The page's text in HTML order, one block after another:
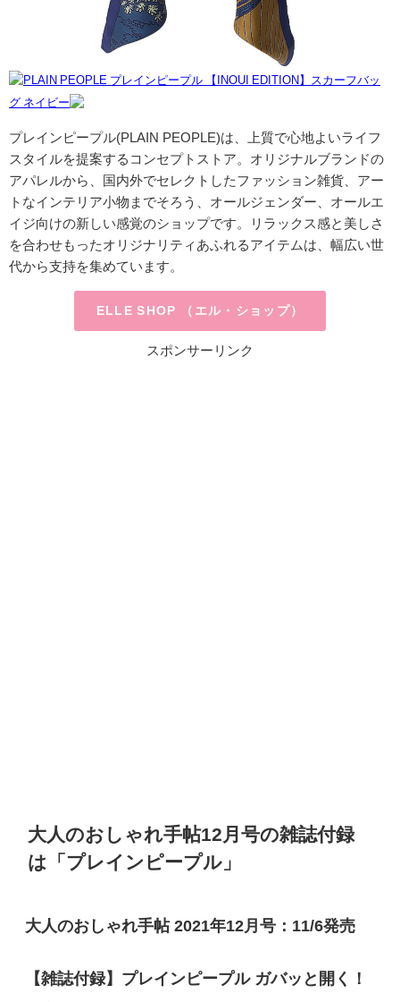
PLAIN PEOPLE プレインピープル 【INOUI EDITION】スカーフバッ
グ ネイビー
プレインピープル(PLAIN PEOPLE)は、
上質で心地よいライフ
スタイルを提案するコンセプトストア 。オリジナルブランドの
アパレルから、国内外でセレクトしたファッション雑貨、アー
トなインテリア小物までそろう、オールジェンダー、オールエ
イジ向けの新しい感覚のショップです。リラックス感と美しさ
を合わせもったオリジナリティあふれるアイテムは、幅広い世
代から支持を集めています。
ELLE SHOP （エル・ショップ）
スポンサーリンク
大人のおしゃれ手帖12月号の雑誌付録
は「プレインピープル」
大人のおしゃれ手帖 2021年12月号：11/6発売
【雑誌付録】プレインピープル ガバッと開く！